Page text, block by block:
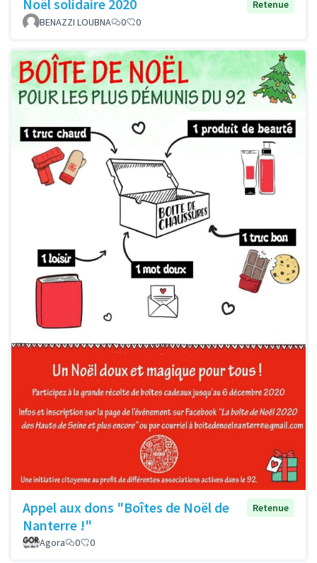
Noël solidaire 2020
Retenue
BENAZZI LOUBNA
0 0
Appel aux dons "Boîtes de Noël de
Nanterre !"
Retenue
Agora 0 0